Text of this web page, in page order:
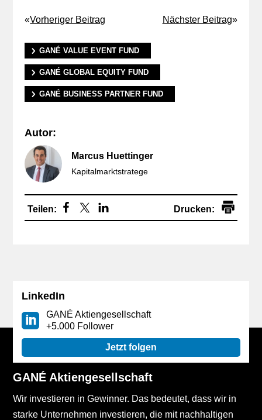
«Vorheriger Beitrag Nächster Beitrag»
GANÉ VALUE EVENT FUND
GANÉ GLOBAL EQUITY FUND
GANÉ BUSINESS PARTNER FUND
Autor:
Marcus Huettinger
Kapitalmarktstratege
Drucken:
LinkedIn
GANÉ Aktiengesellschaft
+5.000 Follower
Jetzt folgen
GANÉ Aktiengesellschaft
Wir investieren in Gewinner. Das bedeutet, dass wir in
starke Unternehmen investieren, die mit nachhaltigen